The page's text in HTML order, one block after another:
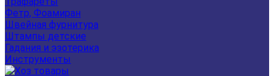
Фетр, Фоамиран
Швейная фурнитура
Штампы детские
Гадания и эзотерика
Инструменты